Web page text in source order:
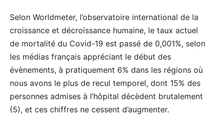
Selon Worldmeter, l’observatoire international de la
croissance et décroissance humaine, le taux actuel
de mortalité du Covid-19 est passé de 0,001%, selon
les médias français appréciant le début des
évènements, à pratiquement 6% dans les régions où
nous avons le plus de recul temporel, dont 15% des
personnes admises à l’hôpital décèdent brutalement
(5), et ces chiffres ne cessent d’augmenter.